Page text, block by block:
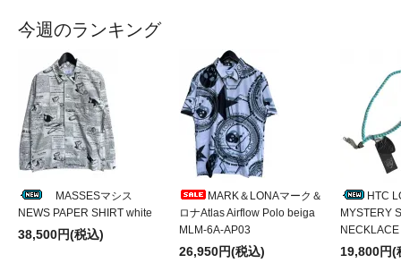
今週のランキング
MASSESマシス
NEWS PAPER SHIRT white
38,500円(税込)
MARK＆LONAマーク＆
ロナAtlas Airflow Polo beiga
MLM-6A-AP03
26,950円(税込)
HTC
MYSTERY
19,800円(